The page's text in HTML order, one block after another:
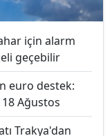
için alarm
geçebilir
euro destek:
Ağustos
Trakya'dan